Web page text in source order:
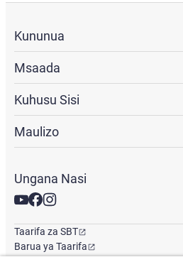
Kununua
Msaada
Kuhusu Sisi
Maulizo
Ungana Nasi
Taarifa za SBT
Barua ya Taarifa